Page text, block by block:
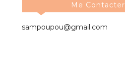
Me Contacter
sampoupou@gmail.com